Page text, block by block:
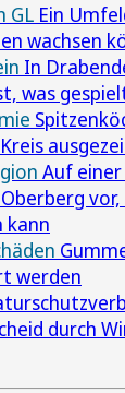
GL Ein
wachsen
In
was
Auf
kann
werden
durch